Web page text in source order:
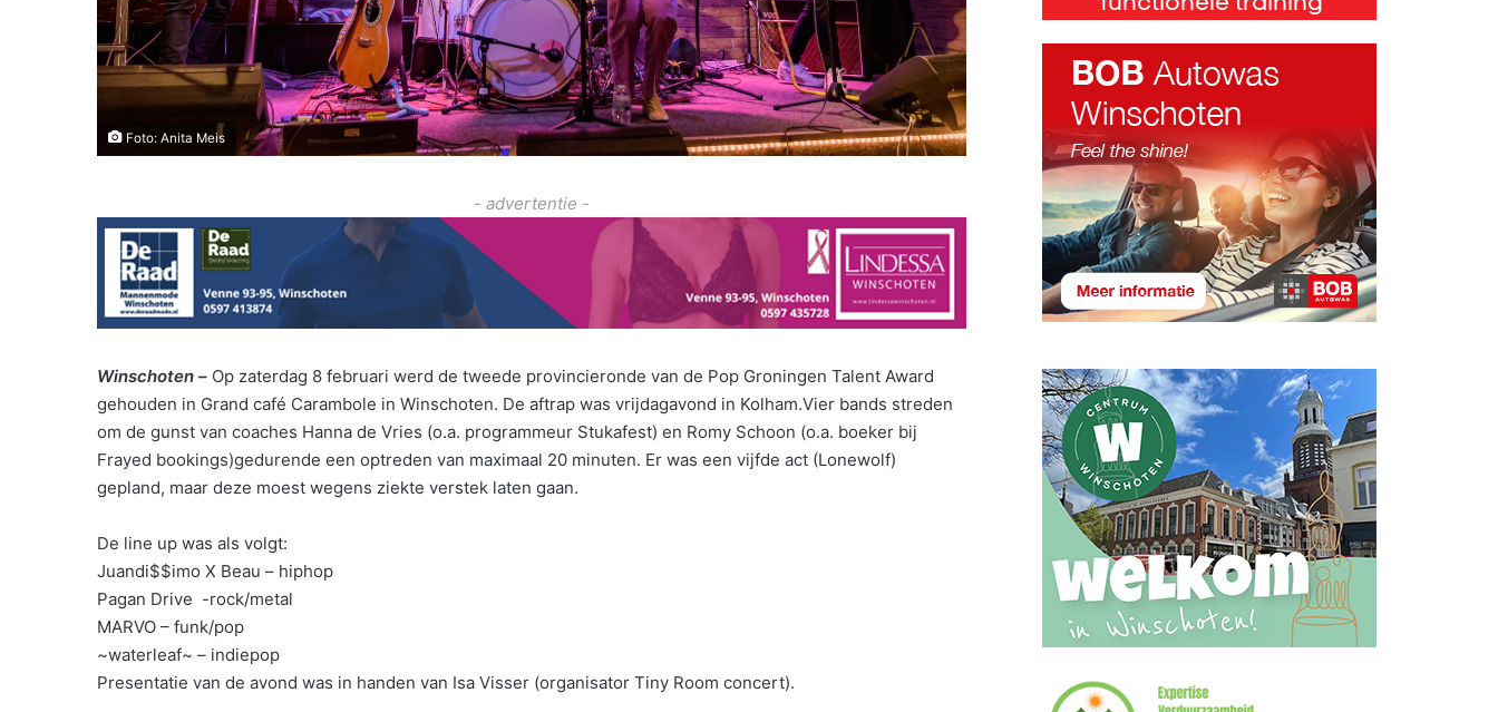
Foto: Anita Meis
- advertentie -
Winschoten – Op zaterdag 8 februari werd de tweede provincieronde van de Pop Groningen Talent Award
gehouden in Grand café Carambole in Winschoten. De aftrap was vrijdagavond in Kolham.Vier bands streden
om de gunst van coaches Hanna de Vries (o.a. programmeur Stukafest) en Romy Schoon (o.a. boeker bij
Frayed bookings)gedurende een optreden van maximaal 20 minuten. Er was een vijfde act (Lonewolf)
gepland, maar deze moest wegens ziekte verstek laten gaan.
De line up was als volgt:
Juandi$$imo X Beau – hiphop
Pagan Drive -rock/metal
MARVO – funk/pop
~waterleaf~ – indiepop
Presentatie van de avond was in handen van Isa Visser (organisator Tiny Room concert).